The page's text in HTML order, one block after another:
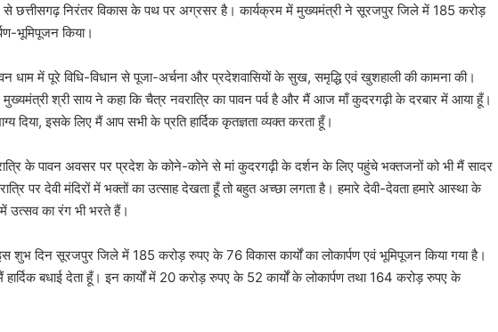
से छत्तीसगढ़ निरंतर विकास के पथ पर अग्रसर है। कार्यक्रम में मुख्यमंत्री ने सूरजपुर जिले में 185 करोड़
भूमिपूजन किया।
धाम में पूरे विधि-विधान से पूजा-अर्चना और प्रदेशवासियों के सुख, समृद्धि एवं खुशहाली की कामना की।
श्री साय ने कहा कि चैत्र नवरात्रि का पावन पर्व है और मैं आज माँ कुदरगढ़ी के दरबार में आया हूँ।
दिया, इसके लिए मैं आप सभी के प्रति हार्दिक कृतज्ञता व्यक्त करता हूँ।
के पावन अवसर पर प्रदेश के कोने-कोने से मां कुदरगढ़ी के दर्शन के लिए पहुंचे भक्तजनों को भी मैं सादर
पर देवी मंदिरों में भक्तों का उत्साह देखता हूँ तो बहुत अच्छा लगता है। हमारे देवी-देवता हमारे आस्था के
में उत्सव का रंग भी भरते हैं।
दिन सूरजपुर जिले में 185 करोड़ रुपए के 76 विकास कार्यों का लोकार्पण एवं भूमिपूजन किया गया है।
बधाई देता हूँ। इन कार्यों में 20 करोड़ रुपए के 52 कार्यों के लोकार्पण तथा 164 करोड़ रुपए के